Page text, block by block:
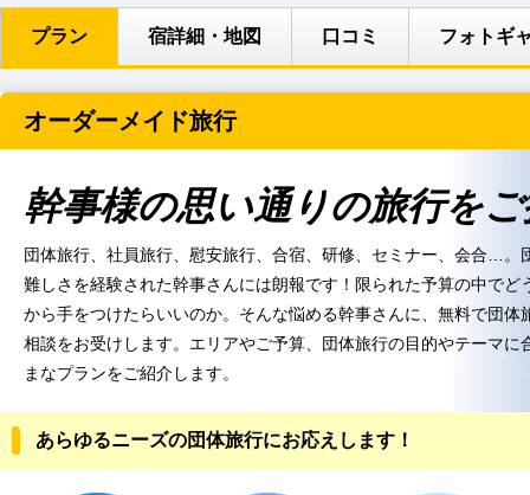
プラン 宿詳細・地図 口コミ フォトギ
オーダーメイド旅行
幹事様の思い通りの旅行を
団体旅行、社員旅行、慰安旅行、合宿、研修、セミナー、会合…。
難しさを経験された幹事さんには朗報です！限られた予算の中でど
から手をつけたらいいのか。そんな悩める幹事さんに、無料で団体
相談をお受けします。エリアやご予算、団体旅行の目的やテーマに
まなプランをご紹介します。
あらゆるニーズの団体旅行にお応えします！